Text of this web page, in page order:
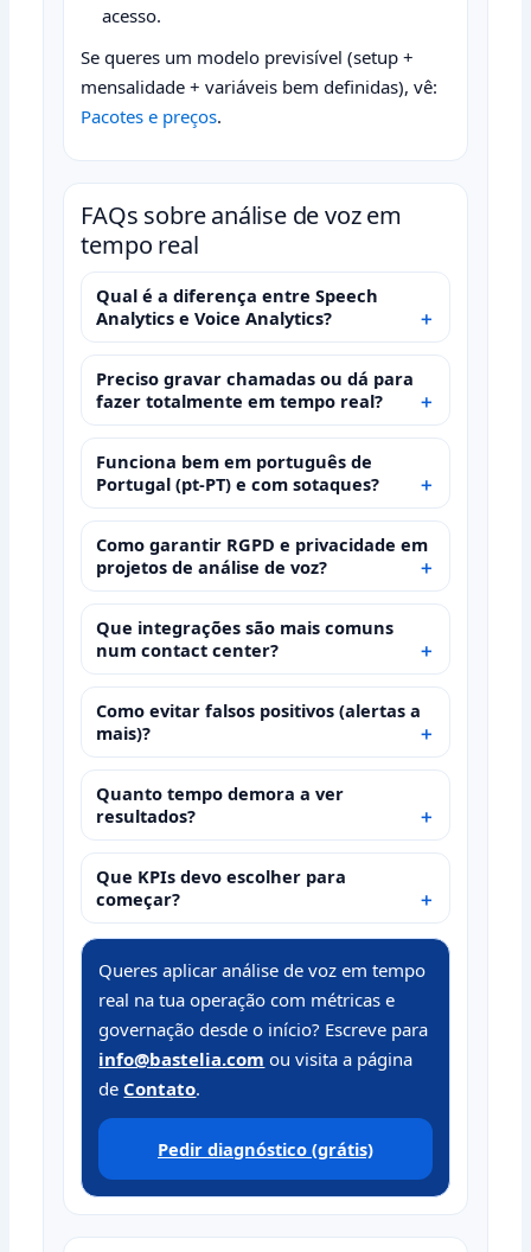
acesso.
Se queres um modelo previsível (setup +
mensalidade + variáveis bem definidas), vê:
Pacotes e preços.
FAQs sobre análise de voz em
tempo real
Qual é a diferença entre Speech
Analytics e Voice Analytics?
Preciso gravar chamadas ou dá para
fazer totalmente em tempo real?
Funciona bem em português de
Portugal (pt‑PT) e com sotaques?
Como garantir RGPD e privacidade em
projetos de análise de voz?
Que integrações são mais comuns
num contact center?
Como evitar falsos positivos (alertas a
mais)?
Quanto tempo demora a ver
resultados?
Que KPIs devo escolher para
começar?
Queres aplicar análise de voz em tempo
real na tua operação com métricas e
governação desde o início? Escreve para
info@bastelia.com ou visita a página
de Contato.
Pedir diagnóstico (grátis)